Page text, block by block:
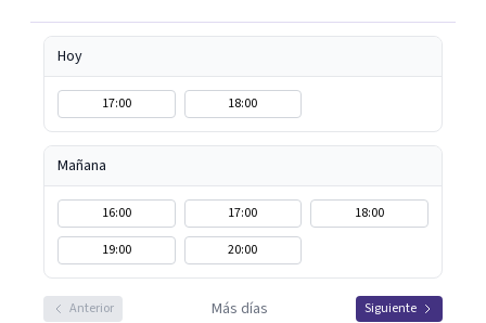
Hoy
17:00 18:00
Mañana
16:00 17:00
18:00
19:00
20:00
Anterior Más días Siguiente